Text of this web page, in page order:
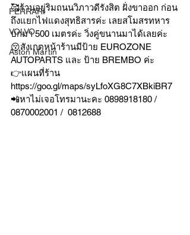
FERRARI
VOLVO
Aston Martin
🥰ร้านอยู่ริมถนนวิภาวดีรังสิต ฝั่งขาออก ก่อน
ถึงแยกไฟแดงสุทธิสารค่ะ เลยสโมสรทหาร
บกมา 500 เมตรค่ะ วิ่งคู่ขนานมาได้เลยค่ะ
😚สังเกตุหน้าร้านมีป้าย EUROZONE
AUTOPARTS และ ป้าย BREMBO ค่ะ
👉แผนที่ร้าน
https://goo.gl/maps/syLfoXG8C7XBkiBR7
📲หาไม่เจอโทรมานะคะ 0898918180 /
0870002001 /  0812688